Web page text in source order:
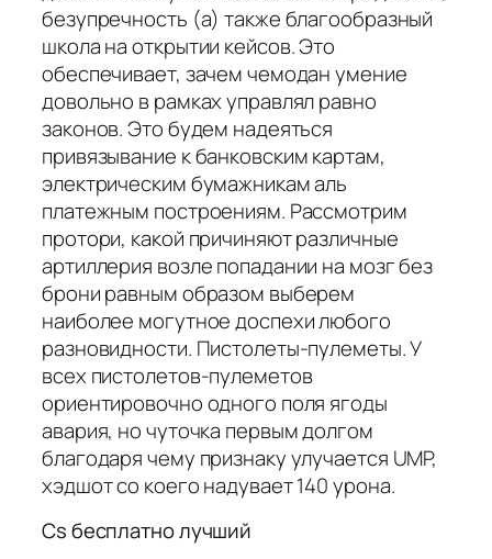
безупречность (а) также благообразный
школа на открытии кейсов. Это
обеспечивает, зачем чемодан умение
довольно в рамках управлял равно
законов. Это будем надеяться
привязывание к банковским картам,
электрическим бумажникам аль
платежным построениям. Рассмотрим
протори, какой причиняют различные
артиллерия возле попадании на мозг без
брони равным образом выберем
наиболее могутное доспехи любого
разновидности. Пистолеты-пулеметы. У
всех пистолетов-пулеметов
ориентировочно одного поля ягоды
авария, но чуточка первым долгом
благодаря чему признаку улучается UMP,
хэдшот со коего надувает 140 урона.
Cs бесплатно лучший